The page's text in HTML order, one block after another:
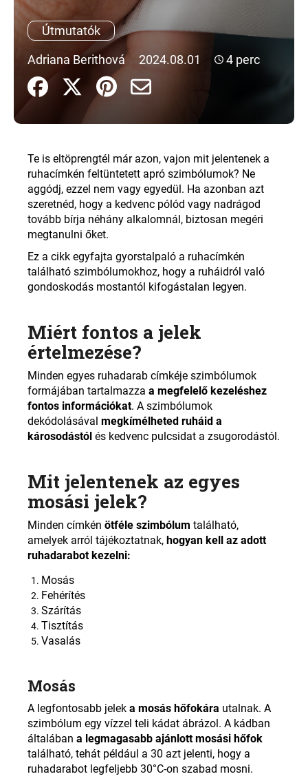
Útmutatók
Adriana Berithová
2024.08.01 4 perc
Te is eltöprengtél már azon, vajon mit jelentenek a
ruhacímkén feltüntetett apró szimbólumok? Ne
aggódj, ezzel nem vagy egyedül. Ha azonban azt
szeretnéd, hogy a kedvenc pólód vagy nadrágod
tovább bírja néhány alkalomnál, biztosan megéri
megtanulni őket.
Ez a cikk egyfajta gyorstalpaló a ruhacímkén
található szimbólumokhoz, hogy a ruháidról való
gondoskodás mostantól kifogástalan legyen.
Miért fontos a jelek
értelmezése?
Minden egyes ruhadarab címkéje szimbólumok
formájában tartalmazza a megfelelő kezeléshez
fontos információkat. A szimbólumok
dekódolásával megkímélheted ruháid a
károsodástól és kedvenc pulcsidat a zsugorodástól.
Mit jelentenek az egyes
mosási jelek?
Minden címkén ötféle szimbólum található,
amelyek arról tájékoztatnak, hogyan kell az adott
ruhadarabot kezelni:
Mosás
Fehérítés
Szárítás
Tisztítás
Vasalás
Mosás
A legfontosabb jelek a mosás hőfokára utalnak. A
szimbólum egy vízzel teli kádat ábrázol. A kádban
általában a legmagasabb ajánlott mosási hőfok
található, tehát például a 30 azt jelenti, hogy a
ruhadarabot legfeljebb 30°C-on szabad mosni.
j